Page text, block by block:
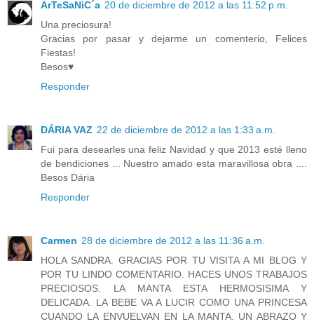
ArTeSaNiC´a 20 de diciembre de 2012 a las 11:52 p.m.
Una preciosura!
Gracias por pasar y dejarme un comenterio, Felices
Fiestas!
Besos♥
Responder
DÁRIA VAZ 22 de diciembre de 2012 a las 1:33 a.m.
Fui para desearles una feliz Navidad y que 2013 esté lleno
de bendiciones ... Nuestro amado esta maravillosa obra ....
Besos Dária
Responder
Carmen 28 de diciembre de 2012 a las 11:36 a.m.
HOLA SANDRA. GRACIAS POR TU VISITA A MI BLOG Y
POR TU LINDO COMENTARIO. HACES UNOS TRABAJOS
PRECIOSOS. LA MANTA ESTA HERMOSISIMA Y
DELICADA. LA BEBE VA A LUCIR COMO UNA PRINCESA
CUANDO LA ENVUELVAN EN LA MANTA. UN ABRAZO Y